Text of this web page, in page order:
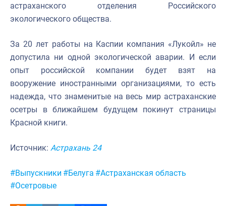
астраханского отделения Российского
экологического общества.
За 20 лет работы на Каспии компания «Лукойл» не
допустила ни одной экологической аварии. И если
опыт российской компании будет взят на
вооружение иностранными организациями, то есть
надежда, что знаменитые на весь мир астраханские
осетры в ближайшем будущем покинут страницы
Красной книги.
Источник: Астрахань 24
Метки:
#Выпускники #Белуга #Астраханская область
#Осетровые